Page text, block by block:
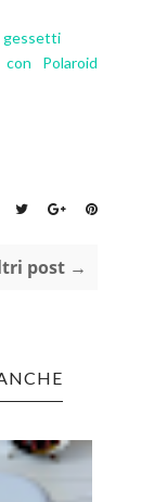
gessetti
Polaroid
post →